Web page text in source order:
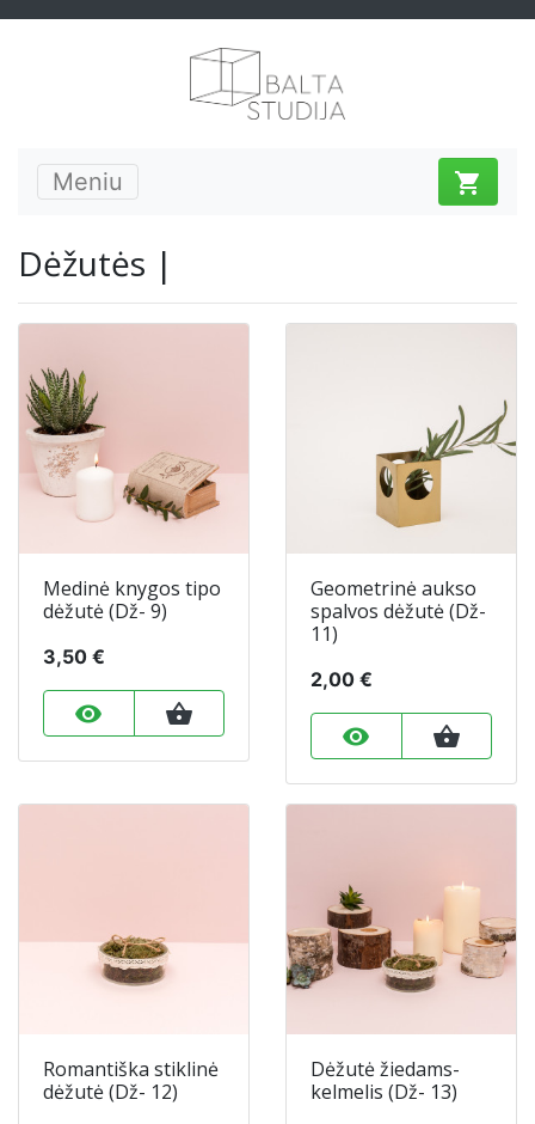
Meniu shopping_cart
Dėžutės |
Medinė knygos tipo
dėžutė (Dž- 9)
3,50 €
remove_red_eye shopping_basket
Geometrinė aukso
spalvos dėžutė (Dž-
11)
2,00 €
remove_red_eye shopping_basket
Romantiška stiklinė
dėžutė (Dž- 12)
Dėžutė žiedams-
kelmelis (Dž- 13)